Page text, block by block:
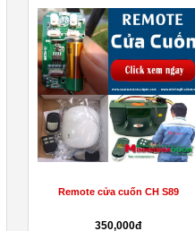
Remote cửa cuốn CH S89